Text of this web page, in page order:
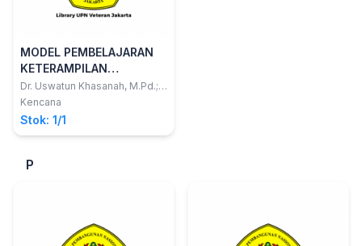
MODEL PEMBELAJARAN
KETERAMPILAN
BERBICARAANAK USIA
DINI MENGGUNAKAN BIG
BOOK
Dr. Uswatun Khasanah, M.Pd.;
Prof. Dr. Mohammad Atwi
Basuki Wibawa
Kencana
Stok: 1/1
P